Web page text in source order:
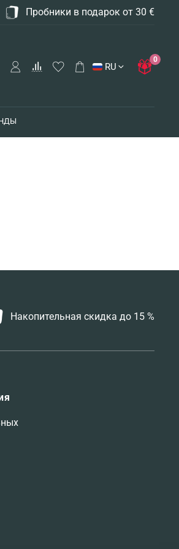
Пробники в подарок от 30 €
RU
0
Накопительная скидка до 15 %